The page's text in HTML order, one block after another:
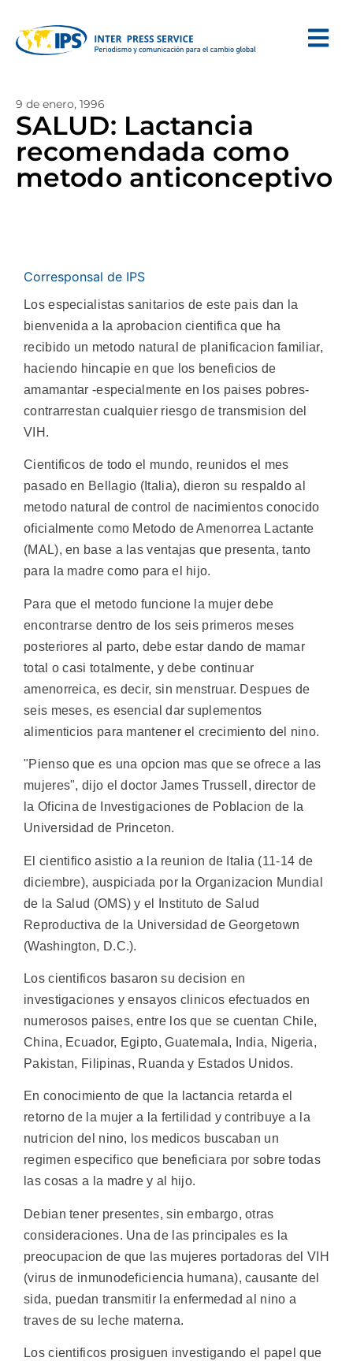
9 de enero, 1996
SALUD: Lactancia
recomendada como
metodo anticonceptivo
Corresponsal de IPS
Los especialistas sanitarios de este pais dan la
bienvenida a la aprobacion cientifica que ha
recibido un metodo natural de planificacion familiar,
haciendo hincapie en que los beneficios de
amamantar -especialmente en los paises pobres-
contrarrestan cualquier riesgo de transmision del
VIH.
Cientificos de todo el mundo, reunidos el mes
pasado en Bellagio (Italia), dieron su respaldo al
metodo natural de control de nacimientos conocido
oficialmente como Metodo de Amenorrea Lactante
(MAL), en base a las ventajas que presenta, tanto
para la madre como para el hijo.
Para que el metodo funcione la mujer debe
encontrarse dentro de los seis primeros meses
posteriores al parto, debe estar dando de mamar
total o casi totalmente, y debe continuar
amenorreica, es decir, sin menstruar. Despues de
seis meses, es esencial dar suplementos
alimenticios para mantener el crecimiento del nino.
"Pienso que es una opcion mas que se ofrece a las
mujeres", dijo el doctor James Trussell, director de
la Oficina de Investigaciones de Poblacion de la
Universidad de Princeton.
El cientifico asistio a la reunion de Italia (11-14 de
diciembre), auspiciada por la Organizacion Mundial
de la Salud (OMS) y el Instituto de Salud
Reproductiva de la Universidad de Georgetown
(Washington, D.C.).
Los cientificos basaron su decision en
investigaciones y ensayos clinicos efectuados en
numerosos paises, entre los que se cuentan Chile,
China, Ecuador, Egipto, Guatemala, India, Nigeria,
Pakistan, Filipinas, Ruanda y Estados Unidos.
En conocimiento de que la lactancia retarda el
retorno de la mujer a la fertilidad y contribuye a la
nutricion del nino, los medicos buscaban un
regimen especifico que beneficiara por sobre todas
las cosas a la madre y al hijo.
Debian tener presentes, sin embargo, otras
consideraciones. Una de las principales es la
preocupacion de que las mujeres portadoras del VIH
(virus de inmunodeficiencia humana), causante del
sida, puedan transmitir la enfermedad al nino a
traves de su leche materna.
Los cientificos prosiguen investigando el papel que